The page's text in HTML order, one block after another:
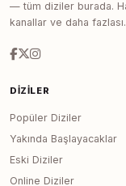
— tüm diziler burada.
kanallar ve daha fazlası.
DIZILER
Popüler Diziler
Yakında Başlayacaklar
Eski Diziler
Online Diziler